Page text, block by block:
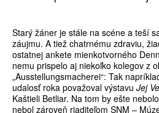
Starý žáner je stále na scéne a teší
záujmu. A tiež chatrnému zdraviu,
ostatnej ankete mienkotvorného
nemu prispelo aj niekoľko kolegov z
„Ausstellungsmacherei“: Tak
udalosť roka považoval výstavu Jej
Kaštieli Betliar. Na tom by ešte
nebol zároveň riaditeľom SNM –